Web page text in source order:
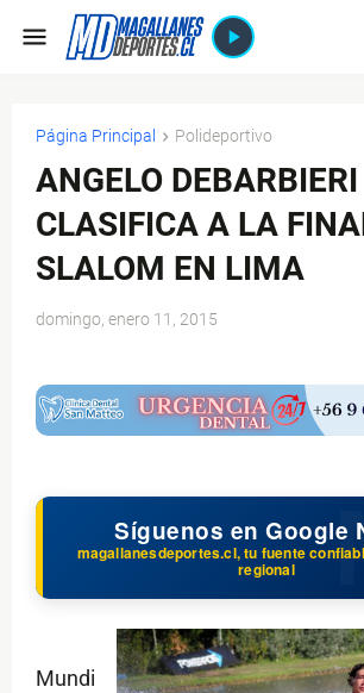
Página Principal Polideportivo
ANGELO DEBARBIERI
CLASIFICA A LA
SLALOM EN LIMA
domingo, enero 11, 2015
Síguenos en Google
magallanesdeportes.cl, tu fuente
regional
Mundi